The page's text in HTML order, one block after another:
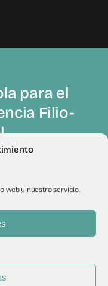
web y nuestro servicio.
para el
Filio-
a Sevifip